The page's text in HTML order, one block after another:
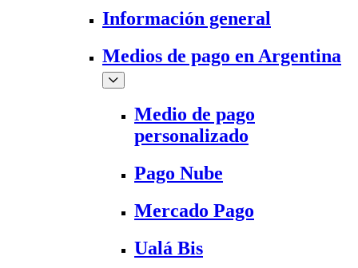
Información general
Medios de pago en Argentina
Medio de pago
personalizado
Pago Nube
Mercado Pago
Ualá Bis